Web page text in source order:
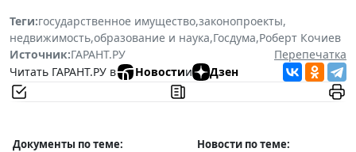
Теги:государственное имущество,законопроекты,
недвижимость,образование и наука,Госдума,Роберт Кочиев
Источник:ГАРАНТ.РУ
Перепечатка
Читать ГАРАНТ.РУ в
Новостии Дзен
Документы по теме: Новости по теме: